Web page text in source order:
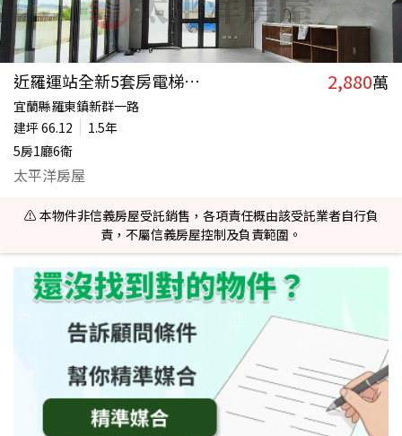
近羅運站全新5套房電梯農舍 2,880萬
宜蘭縣羅東鎮新群一路
建坪 66.12
1.5年
5房1廳6衛
太平洋房屋
⚠️ 本物件非信義房屋受託銷售，各項責任概由該受託業者自行負
責，不屬信義房屋控制及負責範圍。